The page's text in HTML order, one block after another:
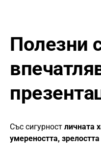
Полезни
Със сигурност личната
умереността,